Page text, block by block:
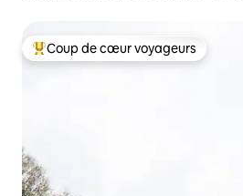
Coups de cœur voyageurs les plus
Coup de cœur voyageurs